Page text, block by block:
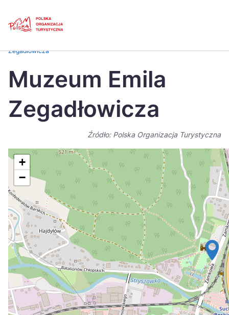
Česká
Dansk
Italiano
Nederlands 日本
Português
Suomi
Україна
Zamknij
Zegadłowicza
Muzeum Emila
Zegadłowicza
Źródło: Polska Organizacja Turystyczna
+
−